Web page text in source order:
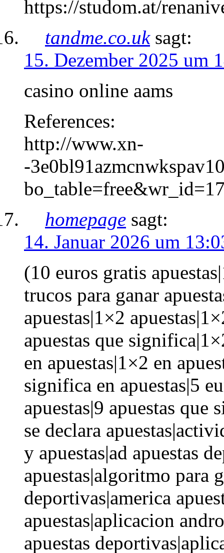
https://studom.at/
tandme.co.uk sagt:
15. Dezember 2025 um
casino online aams
References:
http://www.xn-
-
homepage sagt:
14. Januar 2026 um
(10 euros gratis
trucos para ganar
apuestas|1×2
apuestas que
en apuestas|1×2 en
significa en apuestas|5
apuestas|9 apuestas que
se declara
y apuestas|ad apuestas
apuestas|algoritmo para
deportivas|america
apuestas|aplicacion
apuestas